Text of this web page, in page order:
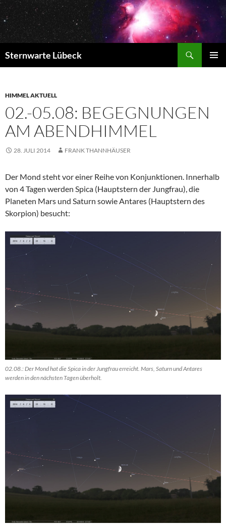
Zum
Inhalt
springen
Sternwarte Lübeck
HIMMEL AKTUELL
02.-05.08: BEGEGNUNGEN
AM ABENDHIMMEL
28. JULI 2014 FRANK THANNHÄUSER
Der Mond steht vor einer Reihe von Konjunktionen. Innerhalb
von 4 Tagen werden Spica (Hauptstern der Jungfrau), die
Planeten Mars und Saturn sowie Antares (Hauptstern des
Skorpion) besucht:
02.08.: Der Mond hat die Spica in der Jungfrau erreicht. Mars, Saturn und Antares
werden in den nächsten Tagen überholt.